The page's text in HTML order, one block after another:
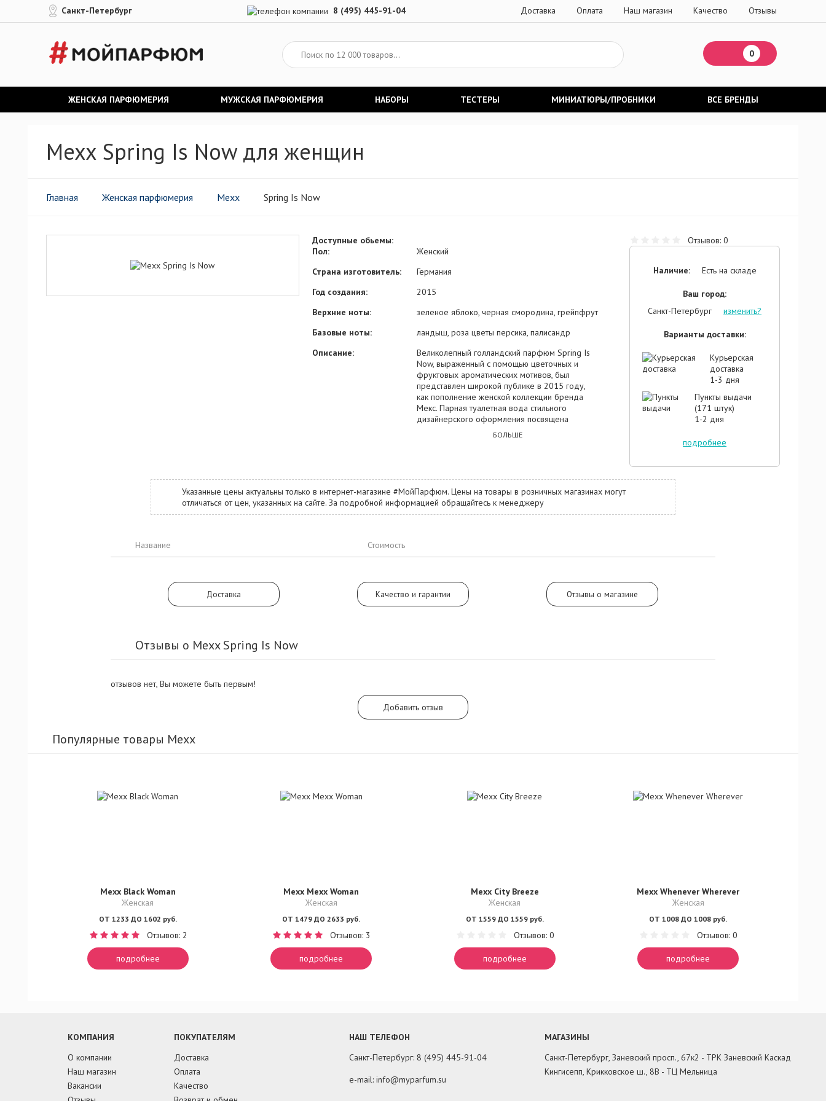
Санкт-Петербург 8 (495) 445-91-04 Доставка Оплата Наш магазин Качество Отзывы
0
ЖЕНСКАЯ ПАРФЮМЕРИЯ МУЖСКАЯ ПАРФЮМЕРИЯ НАБОРЫ ТЕСТЕРЫ МИНИАТЮРЫ/ПРОБНИКИ ВСЕ БРЕНДЫ
Mexx Spring Is Now для женщин
Главная Женская парфюмерия Mexx Spring Is Now
Доступные обьемы:
Пол:
Женский
Страна изготовитель:
Германия
Год создания:
2015
Верхние ноты:
зеленое яблоко, черная смородина, грейпфрут
Базовые ноты:
ландыш, роза цветы персика, палисандр
Описание:
Великолепный голландский парфюм Spring Is
Now, выраженный с помощью цветочных и
фруктовых ароматических мотивов, был
представлен широкой публике в 2015 году,
как пополнение женской коллекции бренда
Мекс. Парная туалетная вода стильного
дизайнерского оформления посвящена
самому началу весеннего сезона. Природа
вокруг начинает просыпаться от зимней спячки,
композиция Spring Is Now. Трогательный
парфюмерный сюжет аромата от Мекс
раскрывается аккордами граната и
БОЛЬШЕ
Отзывов: 0
Наличие: Есть на складе
Ваш город:
Санкт-Петербург
изменить?
Варианты доставки:
Курьерская
доставка
1-3 дня
Пункты выдачи
(171 штук)
1-2 дня
подробнее
Указанные цены актуальны только в интернет-магазине #МойПарфюм. Цены на товары в розничных магазинах могут
отличаться от цен, указанных на сайте. За подробной информацией обращайтесь к менеджеру
Название Стоимость
Доставка Качество и гарантии Отзывы о магазине
Отзывы о Mexx Spring Is Now
отзывов нет, Вы можете быть первым!
Добавить отзыв
Популярные товары Mexx
Mexx Black Woman
Женская
ОТ 1233 ДО 1602 руб.
Отзывов: 2
подробнее
Mexx Mexx Woman
Женская
ОТ 1479 ДО 2633 руб.
Отзывов: 3
подробнее
Mexx City Breeze
Женская
ОТ 1559 ДО 1559 руб.
Отзывов: 0
подробнее
Mexx Whenever Wherever
Женская
ОТ 1008 ДО 1008 руб.
Отзывов: 0
подробнее
КОМПАНИЯ
О компании
Наш магазин
Вакансии
ПОКУПАТЕЛЯМ
Доставка
Оплата
Качество
НАШ ТЕЛЕФОН
Санкт-Петербург: 8 (495) 445-91-04
e-mail: info@myparfum.su
МАГАЗИНЫ
Санкт-Петербург, Заневский просп., 67к2 - ТРК Заневский Каскад
Кингисепп, Крикковское ш., 8В - ТЦ Мельница